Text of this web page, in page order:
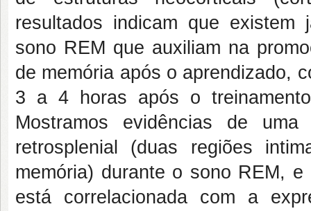
resultados indicam que existem
sono REM que auxiliam na
de memória após o aprendizado,
3 a 4 horas após o
Mostramos evidências de
retrosplenial (duas regiões
memória) durante o sono REM,
está correlacionada com a